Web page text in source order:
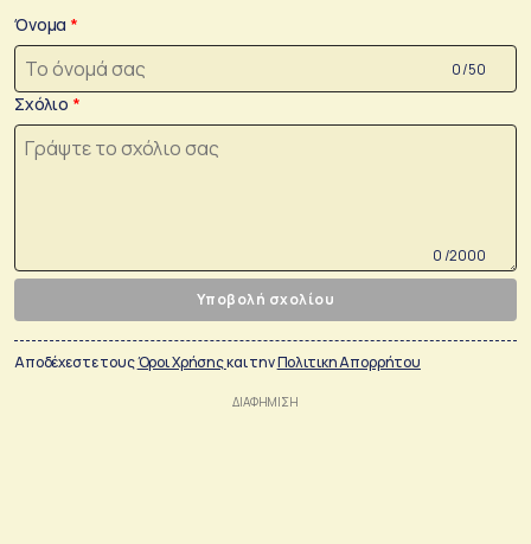
Όνομα
0 /50
Σχόλιο
0 /2000
Υποβολή σχολίου
Αποδέχεστε τουςΌροι Χρήσηςκαι τηνΠολιτικη Απορρήτου